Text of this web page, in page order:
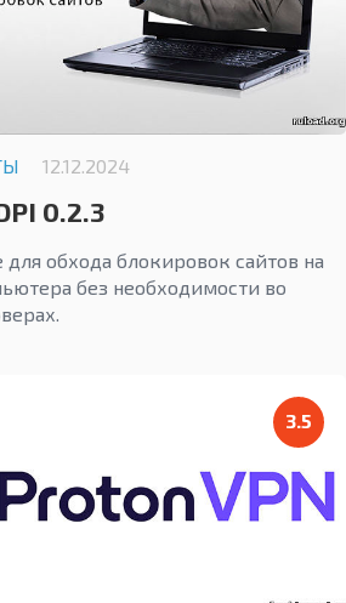
12.12.2024
0.2.3
обхода блокировок сайтов на
без необходимости во
3.5